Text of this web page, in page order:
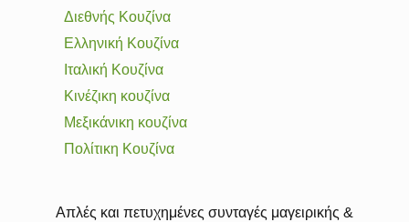
Διεθνής Κουζίνα
Ελληνική Κουζίνα
Ιταλική Κουζίνα
Κινέζικη κουζίνα
Μεξικάνικη κουζίνα
Πολίτικη Κουζίνα
Απλές και πετυχημένες συνταγές μαγειρικής &